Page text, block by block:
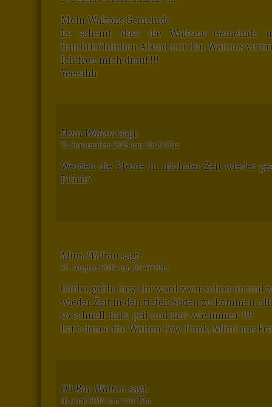
Moin Waltons Gemeinde
Es scheint, dass die Waltons
feuchtfröhlichen Abend mit den Waltons
Ich freu mich drauf!!!
Yeeeahh
Ham Walton sagt:
11. September 2015 um 10:19 Uhr
Werden die Pferde in nächster Zeit wieder
Prärie?
Mimi Walton sagt:
23. August 2014 um 10:47 Uhr
Gabba, gabba hey, Ihr ward zwar schon ab
wieder Zeit in den tiefen Süden zu kommen,
so schnell, hart, geil und laut wie immer !!!!
Let´s dance the Walton Cow Punk, Mimi aus
Oli Boy Walton sagt:
16. Juni 2014 um 7:47 Uhr